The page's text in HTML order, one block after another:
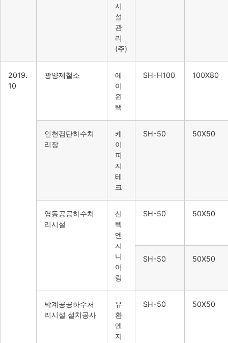
시
설
관
리
(주)
2019.
10
광양제철소
에
이
원
택
SH-H100 100X80
인천검단하수처
리장
케
이
피
지
테
크
SH-50 50X50
영동공공하수처
리시설
신
텍
엔
지
니
어
링
SH-50 50X50
SH-50 50X50
박계공공하수처
리시설 설치공사
유
환
엔
지
SH-50 50X50